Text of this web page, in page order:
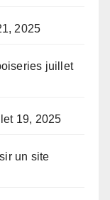
2025
juillet
19, 2025
un site